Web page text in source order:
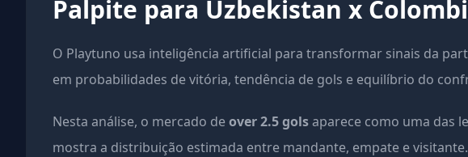
Palpite para Uzbekistan x
O Playtuno usa inteligência artificial para transformar sinais da
em probabilidades de vitória, tendência de gols e equilíbrio do
Nesta análise, o mercado deover 2.5 golsaparece como uma das
mostra a distribuição estimada entre mandante, empate e visitante.